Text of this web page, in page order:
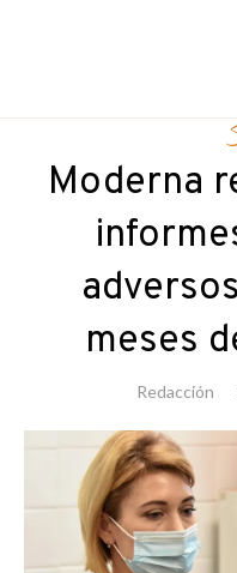
contentModerna
meses
Redacción